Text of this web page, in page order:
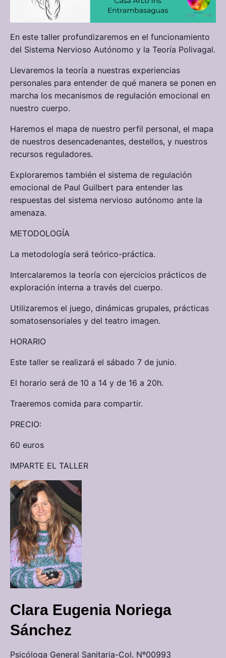
En este taller profundizaremos en el funcionamiento
del Sistema Nervioso Autónomo y la Teoría Polivagal.
Llevaremos la teoría a nuestras experiencias
personales para entender de qué manera se ponen en
marcha los mecanismos de regulación emocional en
nuestro cuerpo.
Haremos el mapa de nuestro perfil personal, el mapa
de nuestros desencadenantes, destellos, y nuestros
recursos reguladores.
Exploraremos también el sistema de regulación
emocional de Paul Guilbert para entender las
respuestas del sistema nervioso autónomo ante la
amenaza.
METODOLOGÍA
La metodología será teórico-práctica.
Intercalaremos la teoría con ejercicios prácticos de
exploración interna a través del cuerpo.
Utilizaremos el juego, dinámicas grupales, prácticas
somatosensoriales y del teatro imagen.
HORARIO
Este taller se realizará el sábado 7 de junio.
El horario será de 10 a 14 y de 16 a 20h.
Traeremos comida para compartir.
PRECIO:
60 euros
IMPARTE EL TALLER
Clara Eugenia Noriega
Sánchez
Psicóloga General Sanitaria-Col. Nº00993